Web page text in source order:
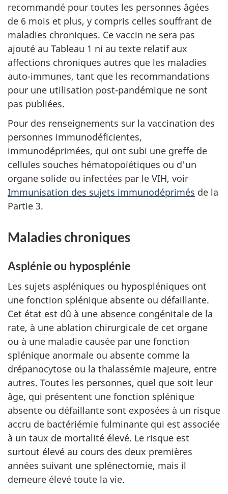
recommandé pour toutes les personnes âgées
de 6 mois et plus, y compris celles souffrant de
maladies chroniques. Ce vaccin ne sera pas
ajouté au Tableau 1 ni au texte relatif aux
affections chroniques autres que les maladies
auto-immunes, tant que les recommandations
pour une utilisation post-pandémique ne sont
pas publiées.
Pour des renseignements sur la vaccination des
personnes immunodéficientes,
immunodéprimées, qui ont subi une greffe de
cellules souches hématopoïétiques ou d'un
organe solide ou infectées par le VIH, voir
Immunisation des sujets immunodéprimés de la
Partie 3.
Maladies chroniques
Asplénie ou hyposplénie
Les sujets aspléniques ou hypospléniques ont
une fonction splénique absente ou défaillante.
Cet état est dû à une absence congénitale de la
rate, à une ablation chirurgicale de cet organe
ou à une maladie causée par une fonction
splénique anormale ou absente comme la
drépanocytose ou la thalassémie majeure, entre
autres. Toutes les personnes, quel que soit leur
âge, qui présentent une fonction splénique
absente ou défaillante sont exposées à un risque
accru de bactériémie fulminante qui est associée
à un taux de mortalité élevé. Le risque est
surtout élevé au cours des deux premières
années suivant une splénectomie, mais il
demeure élevé toute la vie.